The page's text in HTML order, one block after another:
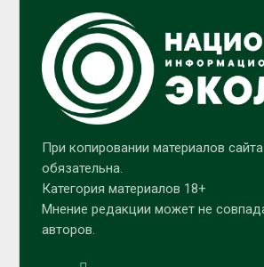
При копировании материалов
обязательна.
Категория материалов 18+
Мнение редакции может не
авторов.